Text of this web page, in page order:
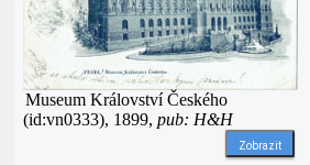
Museum Království Českého
(id:vn0333), 1899, pub: H&H
Zobrazit